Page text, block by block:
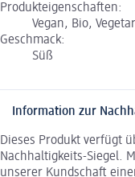
Produkteigenschaften:
Vegan, Bio,
Geschmack:
Süß
Information zur
Dieses Produkt verfügt
Nachhaltigkeits-Siegel.
unserer Kundschaft